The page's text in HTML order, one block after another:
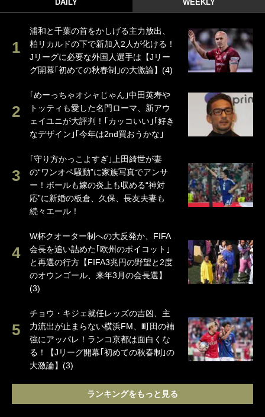
DAILY WEEKLY
浦和と千葉の首をかしげる主力放出、
柏リカルドの下で新加入2人が化ける！
Jリーグに必要な外国人選手は【Jリー
グ開幕｢初めての秋春制｣の大激論】(4)
｢めーっちゃオシャじゃん｣中田英寿や
トッティも愛した名門ローマ、新アウ
ェイユニが大評判！｢カッコいい｣｢好き
なデザイン｣｢今年は2nd買おうかな｣
｢守り方かっこよすぎ｣上田綺世が妻
の“ワンオペ騒動”に家族写真でアンサ
ー！ボールも嫁の炎上も収める“神対
応”に新婚の板倉、久保、長友夫妻も
続々エール！
W杯クオーター制への大反発か、FIFA
会長を追い詰めた｢欧州のボイコット｣
と再選の行方【FIFA3兆円の野望と2度
のオウンゴール、来年3月の会長選】
(3)
チョウ・キジェ就任レッズの吉凶、主
力流出が止まらない横浜FM、町田の補
強にアッパレ！ランコ京都は面白くな
る！【Jリーグ開幕｢初めての秋春制｣の
大激論】(3)
ランキングをもっと見る